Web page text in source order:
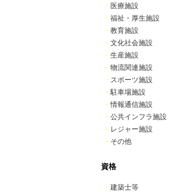
・ 医療施設
・ 福祉・厚生施設
・ 教育施設
・ 文化社会施設
・ 生産施設
・ 物流関連施設
・ スポーツ施設
・駐車場施設
・情報通信施設
・ 公共インフラ施設
・ レジャー施設
・ その他
資格
・ 建築士等